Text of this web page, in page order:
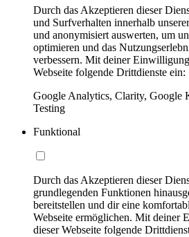
Durch das Akzeptieren dieser
und Surfverhalten innerhalb
und anonymisiert auswerten, um
optimieren und das
verbessern. Mit deiner
Webseite folgende Drittdienste ein:
Google Analytics, Clarity, Google
Testing
Funktional
Durch das Akzeptieren dieser
grundlegenden Funktionen
bereitstellen und dir eine
Webseite ermöglichen. Mit deiner
dieser Webseite folgende